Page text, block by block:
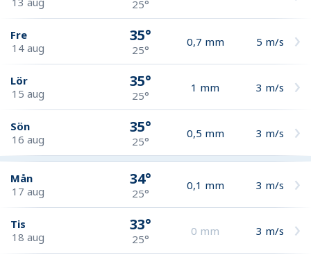
25°
Fre
14 aug
35°
25°
0,7 mm 5 m/s
Lör
15 aug
35°
25°
1 mm 3 m/s
Sön
16 aug
35°
25°
0,5 mm 3 m/s
Mån
17 aug
34°
25°
0,1 mm 3 m/s
Tis
18 aug
33°
25°
0 mm 3 m/s